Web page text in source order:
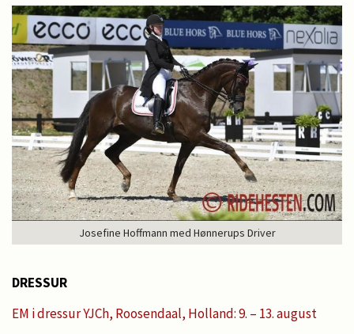
Josefine Hoffmann med Hønnerups Driver
DRESSUR
EM i dressur YJCh, Roosendaal, Holland: 9. – 13. august